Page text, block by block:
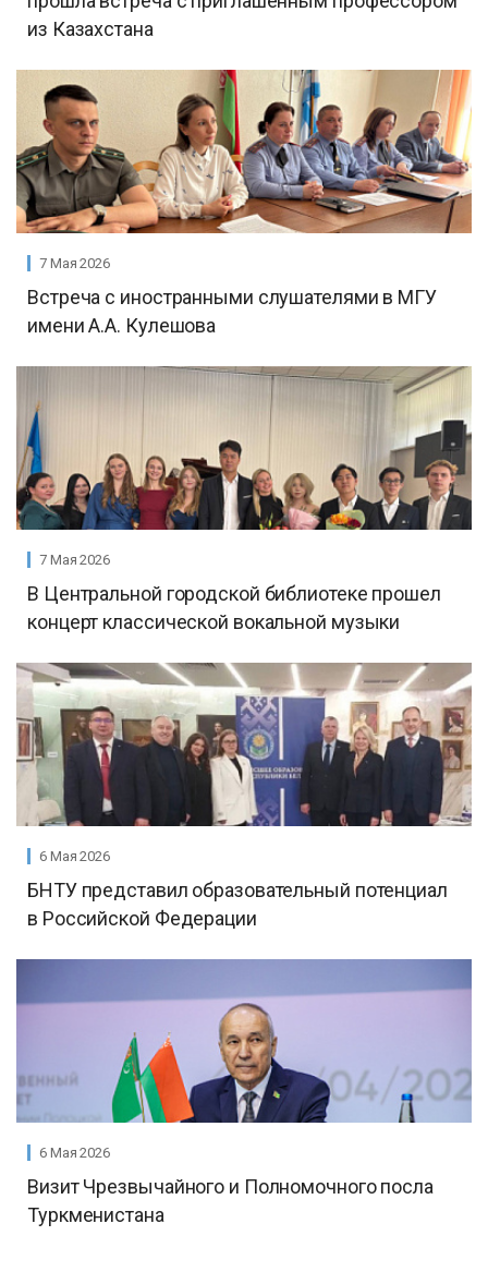
из Казахстана
7 Мая 2026
Встреча с иностранными слушателями в МГУ
имени А.А. Кулешова
7 Мая 2026
В Центральной городской библиотеке прошел
концерт классической вокальной музыки
6 Мая 2026
БНТУ представил образовательный потенциал
в Российской Федерации
6 Мая 2026
Визит Чрезвычайного и Полномочного посла
Туркменистана